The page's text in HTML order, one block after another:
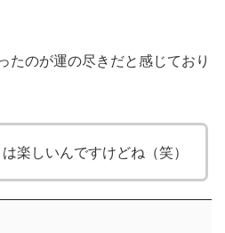
たのが運の尽きだと感じており
楽しいんですけどね（笑）